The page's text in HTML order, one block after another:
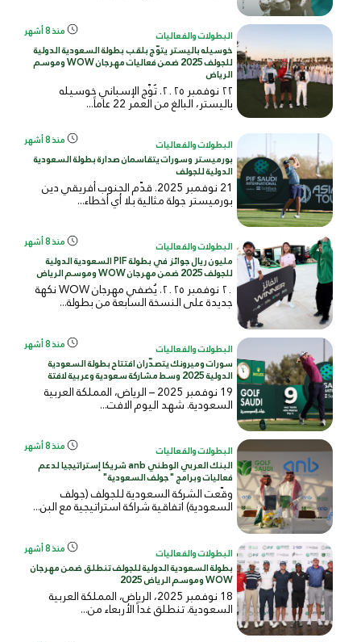
البطولات والفعاليات منذ 8 أشهر
خوسيله باليستر يتوّج بلقب بطولة السعودية الدولية
للجولف 2025 ضمن فعاليات مهرجان WOW وموسم
الرياض
٢٢ نوفمبر ٢٠٢٥. تُوِّج الإسباني خوسيله
باليستر، البالغ من العمر 22 عاماً...
البطولات والفعاليات منذ 8 أشهر
بورميستر وسورات يتقاسمان صدارة بطولة السعودية
الدولية للجولف
21 نوفمبر 2025. قدّم الجنوب أفريقي دين
بورميستر جولة مثالية بلا أي أخطاء...
البطولات والفعاليات منذ 8 أشهر
مليون ريال جوائز في بطولة PIF السعودية الدولية
للجولف 2025 ضمن مهرجان WOW وموسم الرياض
٢٠ نوفمبر ٢٠٢٥. يُضفي مهرجان WOW نكهة
جديدة على النسخة السابعة من بطولة...
البطولات والفعاليات منذ 8 أشهر
سورات وميرونك يتصدّران افتتاح بطولة السعودية
الدولية 2025 وسط مشاركة سعودية وعربية لافتة
19 نوفمبر 2025 – الرياض، المملكة العربية
السعودية. شهد اليوم الافت...
البطولات والفعاليات منذ 8 أشهر
البنك العربي الوطني anb شريكا إستراتيجيا لدعم
فعاليات وبرامج "جولف السعودية"
وقّعت الشركة السعودية للجولف (جولف
السعودية) اتفاقية شراكة استراتيجية مع البن...
البطولات والفعاليات منذ 8 أشهر
بطولة السعودية الدولية للجولف تنطلق ضمن مهرجان
WOW وموسم الرياض 2025
18 نوفمبر 2025، الرياض، المملكة العربية
السعودية. تنطلق غداً الأربعاء من...